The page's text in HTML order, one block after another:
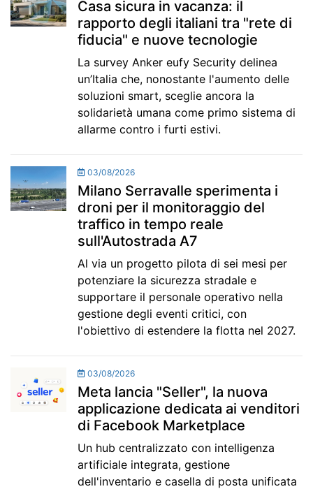
Casa sicura in vacanza: il
rapporto degli italiani tra "rete di
fiducia" e nuove tecnologie
La survey Anker eufy Security delinea
un’Italia che, nonostante l'aumento delle
soluzioni smart, sceglie ancora la
solidarietà umana come primo sistema di
allarme contro i furti estivi.
03/08/2026
Milano Serravalle sperimenta i
droni per il monitoraggio del
traffico in tempo reale
sull'Autostrada A7
Al via un progetto pilota di sei mesi per
potenziare la sicurezza stradale e
supportare il personale operativo nella
gestione degli eventi critici, con
l'obiettivo di estendere la flotta nel 2027.
03/08/2026
Meta lancia "Seller", la nuova
applicazione dedicata ai venditori
di Facebook Marketplace
Un hub centralizzato con intelligenza
artificiale integrata, gestione
dell'inventario e casella di posta unificata